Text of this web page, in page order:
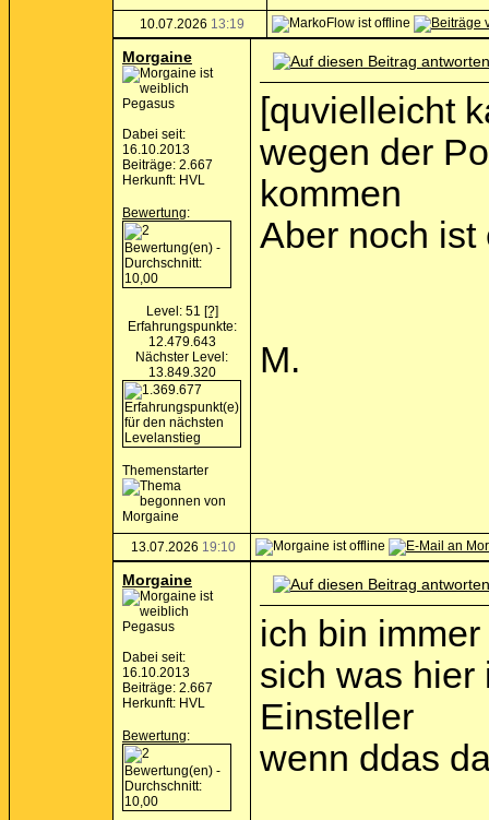
10.07.2026 13:19
Morgaine
Pegasus
Dabei seit:
16.10.2013
Beiträge: 2.667
Herkunft: HVL
Bewertung:
Level: 51 [?]
Erfahrungspunkte:
12.479.643
Nächster Level:
13.849.320
Themenstarter
[quvielleicht
wegen der
kommen
Aber noch ist
M.
13.07.2026 19:10
Morgaine
Pegasus
Dabei seit:
16.10.2013
Beiträge: 2.667
Herkunft: HVL
Bewertung:
ich bin
sich was hier
Einsteller
wenn ddas